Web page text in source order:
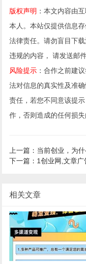
版权声明 ：本文内容由
本人。本站仅提供信息
法律责任。请勿盲目下
违规的内容， 请发送邮
风险提示 ：合作之前建
法对信息的真实性及准
责任，若您不同意该提
作，否则造成的任何损失
上一篇：当前创业，为
下一篇：1创业网,文章
相关文章